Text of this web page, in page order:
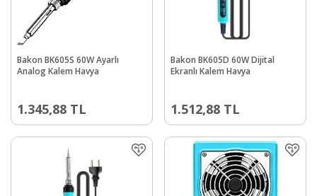
Bakon BK605S 60W Ayarlı
Analog Kalem Havya
1.345,88 TL
Bakon BK605D 60W Dijital
Ekranlı Kalem Havya
1.512,88 TL